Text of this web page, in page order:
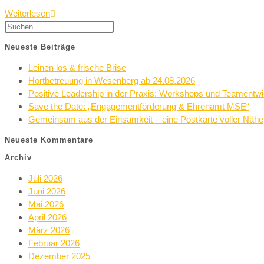
Weiterlesen
Neueste Beiträge
Leinen los & frische Brise
Hortbetreuung in Wesenberg ab 24.08.2026
Positive Leadership in der Praxis: Workshops und
Save the Date: „Engagementförderung & Ehrenamt MSE“
Gemeinsam aus der Einsamkeit – eine Postkarte voller Nähe
Neueste Kommentare
Archiv
Juli 2026
Juni 2026
Mai 2026
April 2026
März 2026
Februar 2026
Dezember 2025